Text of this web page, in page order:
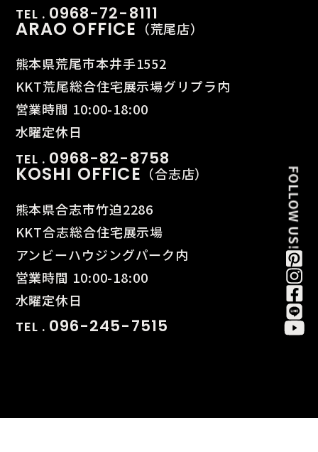
TEL . 0968-72-8111
ARAO OFFICE （荒尾店）
熊本県荒尾市本井手1552
KKT荒尾総合住宅展示場グリプラ内
営業時間 10:00-18:00
水曜定休日
TEL . 0968-82-8758
KOSHI OFFICE （合志店）
熊本県合志市竹迫2286
KKT合志総合住宅展示場
アンビーハウジングパーク内
営業時間 10:00-18:00
水曜定休日
TEL . 096-245-7515